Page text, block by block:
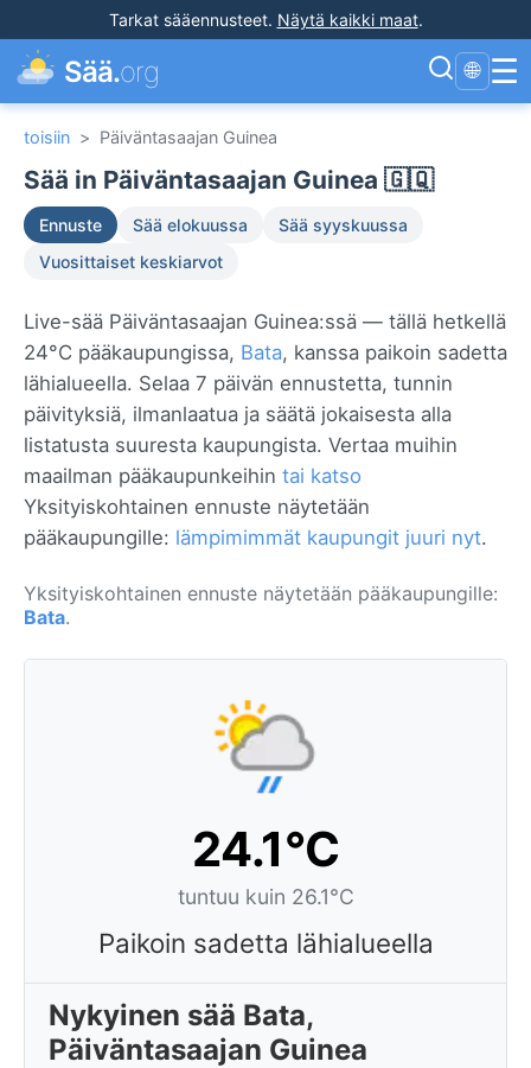
Tarkat sääennusteet. Näytä kaikki maat.
Sää.org 🌐 ☰
toisiin > Päiväntasaajan Guinea
Sää in Päiväntasaajan Guinea 🇬🇶
Ennuste Sää elokuussa
Sää syyskuussa
Vuosittaiset keskiarvot
Live-sää Päiväntasaajan Guinea:ssä — tällä hetkellä
24°C pääkaupungissa, Bata, kanssa paikoin sadetta
lähialueella. Selaa 7 päivän ennustetta, tunnin
päivityksiä, ilmanlaatua ja säätä jokaisesta alla
listatusta suuresta kaupungista. Vertaa muihin
maailman pääkaupunkeihin tai katso
Yksityiskohtainen ennuste näytetään
pääkaupungille: lämpimimmät kaupungit juuri nyt.
Yksityiskohtainen ennuste näytetään pääkaupungille:
Bata.
24.1°C
tuntuu kuin 26.1°C
Paikoin sadetta lähialueella
Nykyinen sää Bata,
Päiväntasaajan Guinea